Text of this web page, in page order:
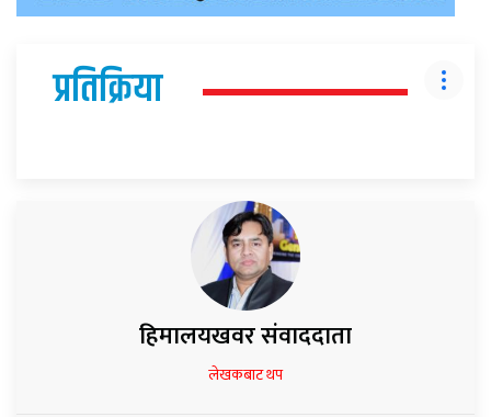
प्रतिक्रिया
हिमालयखवर संवाददाता
लेखकबाट थप